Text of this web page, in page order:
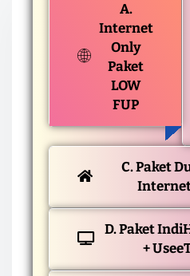
A.
Internet
Only
Paket
LOW
FUP
C. Paket
Internet
D. Paket
+